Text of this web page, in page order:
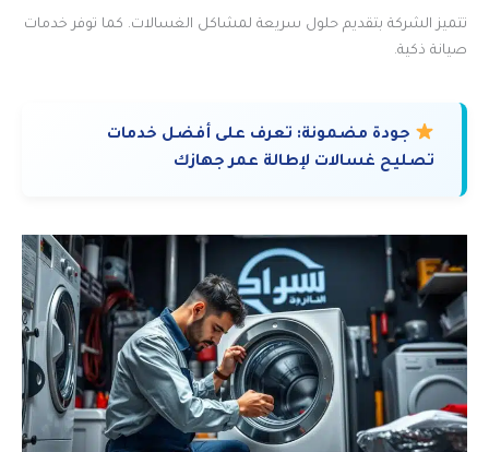
تتميز الشركة بتقديم حلول سريعة لمشاكل الغسالات. كما توفر خدمات
صيانة ذكية.
جودة مضمونة: تعرف على أفضل خدمات
تصليح غسالات لإطالة عمر جهازك